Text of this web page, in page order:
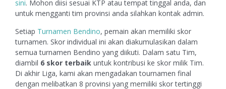
sini. Mohon diisi sesuai KTP atau tempat tinggal anda, dan
untuk mengganti tim provinsi anda silahkan kontak admin.
Setiap Turnamen Bendino, pemain akan memiliki skor
turnamen. Skor individual ini akan diakumulasikan dalam
semua turnamen Bendino yang diikuti. Dalam satu Tim,
diambil 6 skor terbaik untuk kontribusi ke skor milik Tim.
Di akhir Liga, kami akan mengadakan tournamen final
dengan melibatkan 8 provinsi yang memiliki skor tertinggi